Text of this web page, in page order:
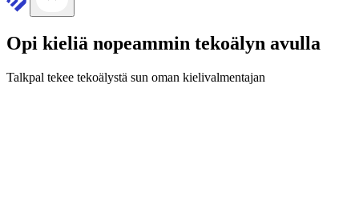
Opi kieliä nopeammin tekoälyn avulla
Talkpal tekee tekoälystä sun oman kielivalmentajan